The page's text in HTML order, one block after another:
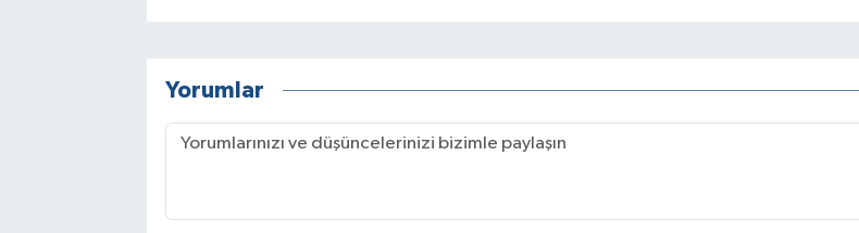
Yorumlar